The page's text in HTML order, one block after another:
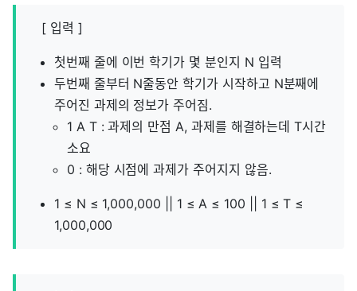
[ 입력 ]
첫번째 줄에 이번 학기가 몇 분인지 N 입력
두번째 줄부터 N줄동안 학기가 시작하고 N분째에
주어진 과제의 정보가 주어짐.
1 A T : 과제의 만점 A, 과제를 해결하는데 T시간
소요
0 : 해당 시점에 과제가 주어지지 않음.
1 ≤ N ≤ 1,000,000 || 1 ≤ A ≤ 100 || 1 ≤ T ≤
1,000,000